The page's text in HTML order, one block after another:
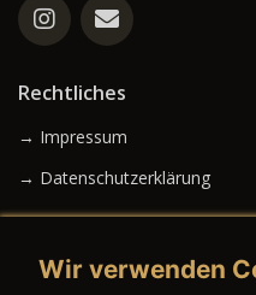
Rechtliches
→ Impressum
→ Datenschutzerklärung
Wir verwenden